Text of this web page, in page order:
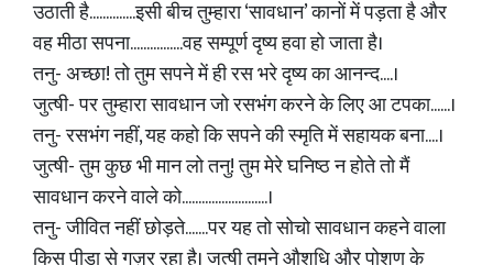
उठाती है..............इसी बीच तुम्हारा ‘सावधान’ कानों में पड़ता है और
वह मीठा सपना................वह सम्पूर्ण दृष्य हवा हो जाता है।
तनु- अच्छा! तो तुम सपने में ही रस भरे दृष्य का आनन्द....।
जुत्षी- पर तुम्हारा सावधान जो रसभंग करने के लिए आ टपका......।
तनु- रसभंग नहीं, यह कहो कि सपने की स्मृति में सहायक बना....।
जुत्षी- तुम कुछ भी मान लो तनु! तुम मेरे घनिष्ठ न होते तो मैं
सावधान करने वाले को..........................।
तनु- जीवित नहीं छोड़ते.......पर यह तो सोचो सावधान कहने वाला